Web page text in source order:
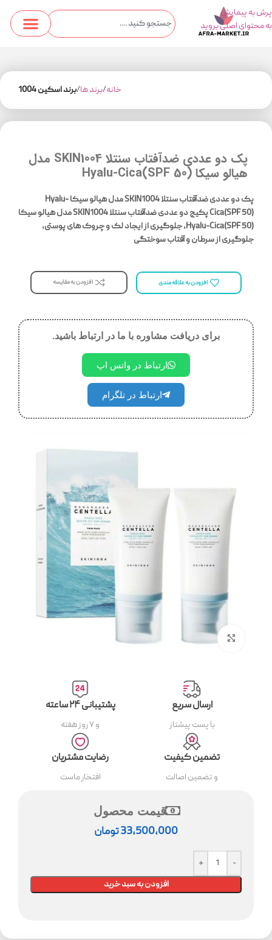
پرش به پیمایش
به محتوای اصلی بروید
خانه برند ها برند اسکین 1004
پک دو عددی ضدآفتاب سنتلا SKIN1004 مدل
هیالو سیکا Hyalu-Cica(SPF 50)
پ
ک دو عددی ضدآفتاب سنتلا SKIN1004 مدل هیالو سیکا Hyalu-
Cica(SPF 50) پکیج دو عددی ضدآفتاب سنتلا SKIN1004 مدل هیالو سیکا
Hyalu-Cica(SPF 50)، جلوگیری از ایجاد لک و چروک های پوستی،
جلوگیری از سرطان و آفتاب سوختگی
افزودن به علاقه مندی افزودن به مقایسه
برای دریافت مشاوره با ما در ارتباط باشید.
ارتباط در واتس اپ
ارتباط در تلگرام
بزرگنمایی تصویر
ارسال سریع
با پست پیشتاز
پشتیبانی ۲۴ ساعته
و ۷ روز هفته
تضمین کیفیت
و تضمین اصالت
رضایت مشتریان
افتخار ماست
قیمت محصول
33,500,000تومان
افزودن به سبد خرید